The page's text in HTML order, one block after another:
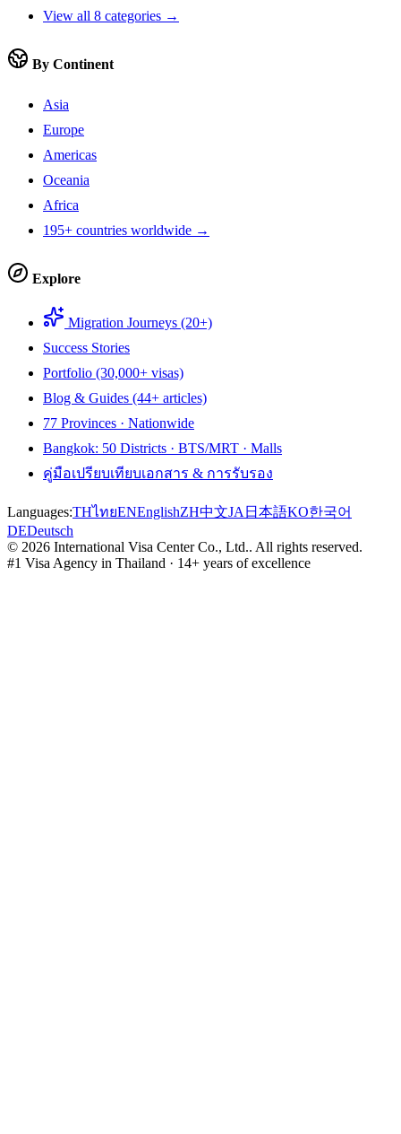
View all 8 categories →
By Continent
Asia
Europe
Americas
Oceania
Africa
195+ countries worldwide →
Explore
Migration Journeys (20+)
Success Stories
Portfolio (30,000+ visas)
Blog & Guides (44+ articles)
77 Provinces · Nationwide
Bangkok: 50 Districts · BTS/MRT · Malls
คู่มือเปรียบเทียบเอกสาร & การรับรอง
Languages:THไทยENEnglishZH中文JA 日本語KO한국어
DEDeutsch
© 2026 International Visa Center Co., Ltd.. All rights reserved.
#1 Visa Agency in Thailand · 14+ years of excellence